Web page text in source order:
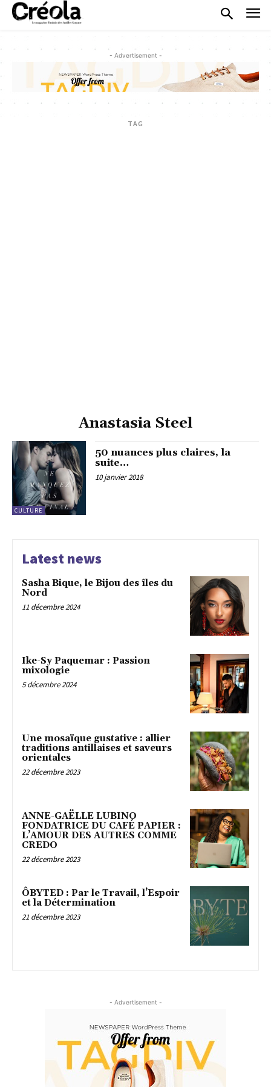
- Advertisement -
TAG
Anastasia Steel
CULTURE
50 nuances plus claires, la
suite…
10 janvier 2018
Latest news
Sasha Bique, le Bijou des îles du
Nord
11 décembre 2024
Ike-Sy Paquemar : Passion
mixologie
5 décembre 2024
Une mosaïque gustative : allier
traditions antillaises et saveurs
orientales
22 décembre 2023
ANNE-GAËLLE LUBINO
FONDATRICE DU CAFÉ PAPIER :
L’AMOUR DES AUTRES COMME
CREDO
22 décembre 2023
ÔBYTED : Par le Travail, l’Espoir
et la Détermination
21 décembre 2023
- Advertisement -